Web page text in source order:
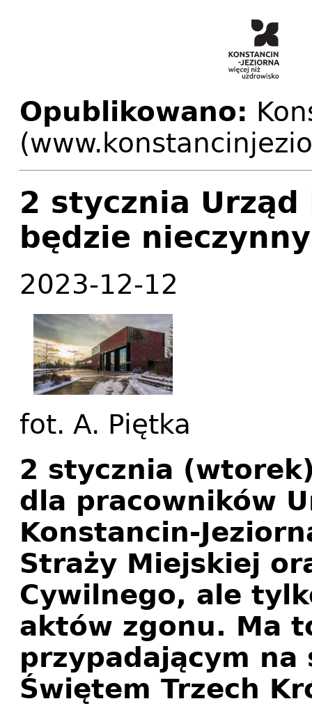
Opublikowano:
2 stycznia
będzie nieczynny
2023-12-12
fot. A. Piętka
2 stycznia
dla pracowników
Konstancin-
Straży Miejskiej
Cywilnego, ale
aktów zgonu. Ma
przypadającym
Świętem Trzech